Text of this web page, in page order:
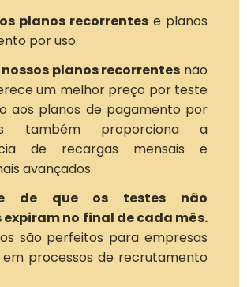
planos recorrentes e planos
por uso.
planos recorrentes não
um melhor preço por teste
aos planos de pagamento por
também proporciona a
de recargas mensais e
avançados.
de que os testes não
no final de cada mês.
são perfeitos para empresas
em processos de recrutamento